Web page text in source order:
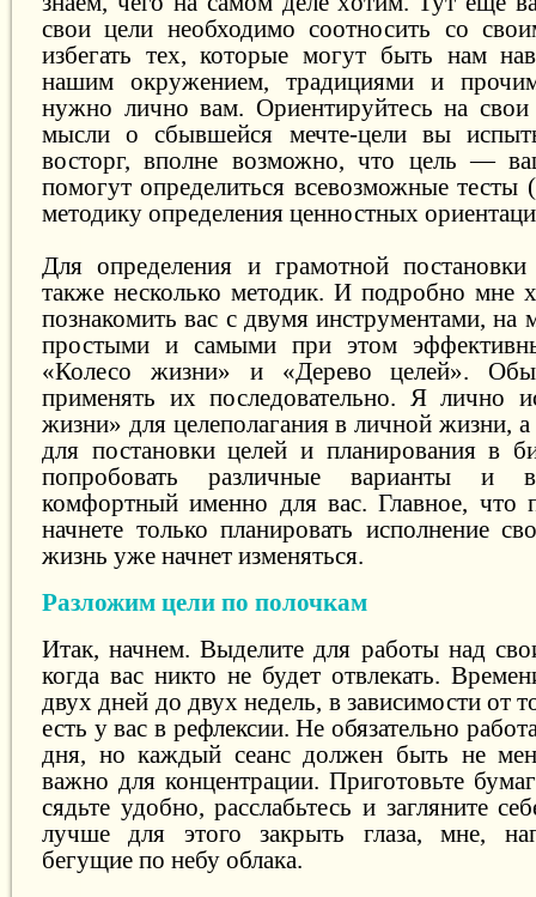
свои цели необходимо соотносить со
избегать тех, которые могут быть нам
нашим окружением, традициями и
нужно лично вам. Ориентируйтесь на
мысли о сбывшейся мечте-цели вы
восторг, вполне возможно, что цель —
помогут определиться всевозможные тесты
методику определения ценностных
Для определения и грамотной постановки
также несколько методик. И подробно мне
познакомить вас с двумя инструментами, на
простыми и самыми при этом
«Колесо жизни» и «Дерево целей».
применять их последовательно. Я лично
жизни» для целеполагания в личной жизни,
для постановки целей и планирования в
попробовать различные варианты и
комфортный именно для вас. Главное, что
начнете только планировать исполнение
жизнь уже начнет изменяться.
Разложим цели по полочкам
Итак, начнем. Выделите для работы над
когда вас никто не будет отвлекать.
двух дней до двух недель, в зависимости от
есть у вас в рефлексии. Не обязательно
дня, но каждый сеанс должен быть не
важно для концентрации. Приготовьте
сядьте удобно, расслабьтесь и загляните
лучше для этого закрыть глаза, мне,
бегущие по небу облака.